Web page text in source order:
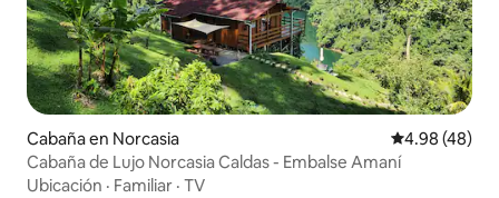
Cabaña en Norcasia Calificación
4.98 (48)
Cabaña de Lujo Norcasia Caldas - Embalse Amaní
Ubicación · Familiar · TV